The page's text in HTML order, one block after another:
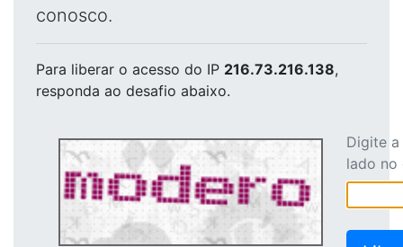
conosco.
Para liberar o acesso do IP 216.73.216.138,
responda ao desafio abaixo.
Digite
lado no